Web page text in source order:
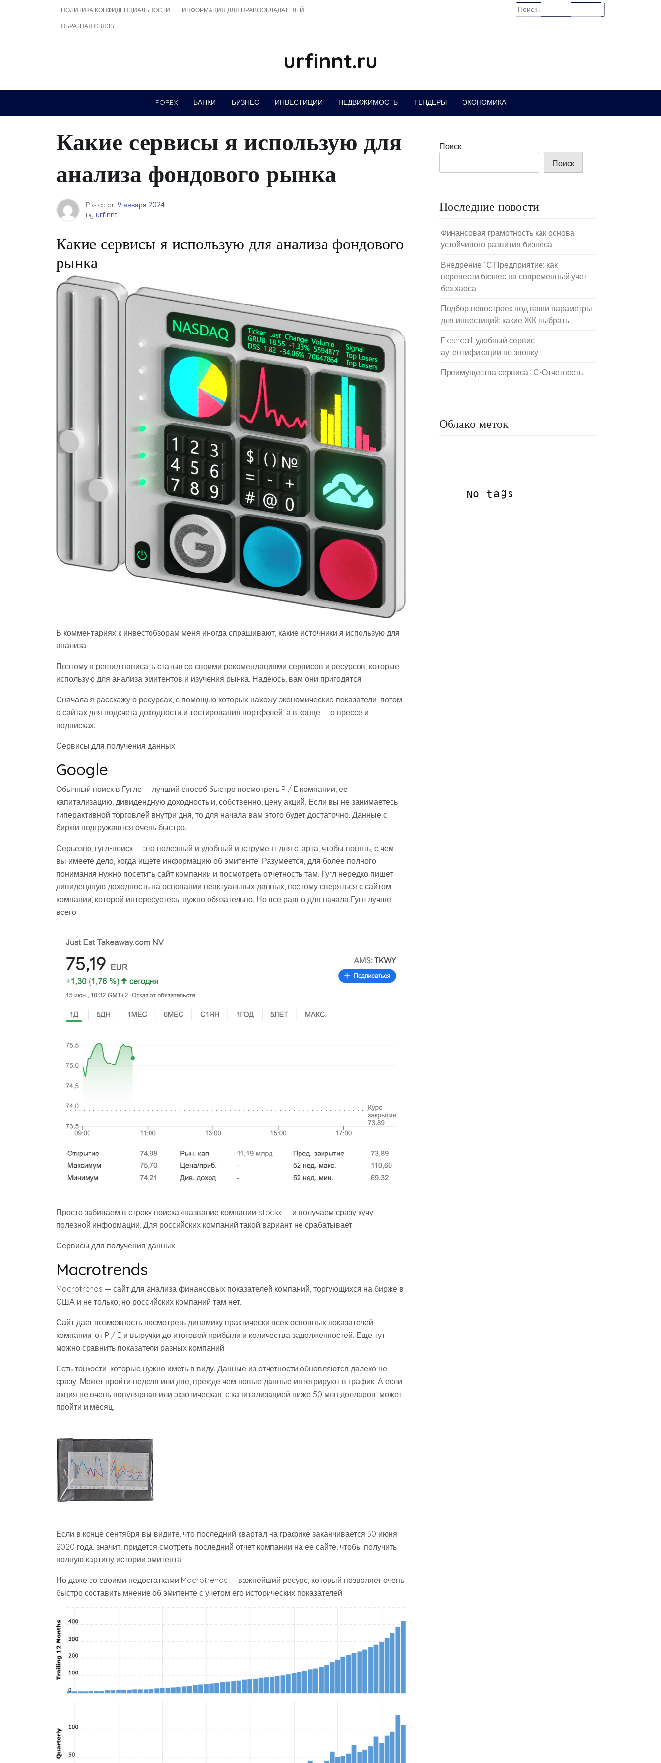
ПОЛИТИКА КОНФИДЕНЦИАЛЬНОСТИ ИНФОРМАЦИЯ ДЛЯ ПРАВООБЛАДАТЕЛЕЙ
ОБРАТНАЯ СВЯЗЬ
Найти:
urfinnt.ru
FOREX БАНКИ БИЗНЕС ИНВЕСТИЦИИ НЕДВИЖИМОСТЬ ТЕНДЕРЫ ЭКОНОМИКА
Какие сервисы я использую для
анализа фондового рынка
Posted on 9 января 2024
by urfinnt
Какие сервисы я использую для анализа фондового
рынка
В комментариях к инвестобзорам меня иногда спрашивают, какие источники я использую для
анализа.
Поэтому я решил написать статью со своими рекомендациями сервисов и ресурсов, которые
использую для анализа эмитентов и изучения рынка. Надеюсь, вам они пригодятся.
Сначала я расскажу о ресурсах, с помощью которых нахожу экономические показатели, потом
о сайтах для подсчета доходности и тестирования портфелей, а в конце — о прессе и
подписках.
Сервисы для получения данных
Google
Обычный поиск в Гугле — лучший способ быстро посмотреть P / E компании, ее
капитализацию, дивидендную доходность и, собственно, цену акций. Если вы не занимаетесь
гиперактивной торговлей внутри дня, то для начала вам этого будет достаточно. Данные с
биржи подгружаются очень быстро.
Серьезно, гугл-поиск — это полезный и удобный инструмент для старта, чтобы понять, с чем
вы имеете дело, когда ищете информацию об эмитенте. Разумеется, для более полного
понимания нужно посетить сайт компании и посмотреть отчетность там. Гугл нередко пишет
дивидендную доходность на основании неактуальных данных, поэтому сверяться с сайтом
компании, которой интересуетесь, нужно обязательно. Но все равно для начала Гугл лучше
всего.
Просто забиваем в строку поиска «название компании stock» — и получаем сразу кучу
полезной информации. Для российских компаний такой вариант не срабатывает
Сервисы для получения данных
Macrotrends
Macrotrends — сайт для анализа финансовых показателей компаний, торгующихся на бирже в
США и не только, но российских компаний там нет.
Сайт дает возможность посмотреть динамику практически всех основных показателей
компании: от P / E и выручки до итоговой прибыли и количества задолженностей. Еще тут
можно сравнить показатели разных компаний.
Есть тонкости, которые нужно иметь в виду. Данные из отчетности обновляются далеко не
сразу. Может пройти неделя или две, прежде чем новые данные интегрируют в график. А если
акция не очень популярная или экзотическая, с капитализацией ниже 50 млн долларов, может
пройти и месяц.
Если в конце сентября вы видите, что последний квартал на графике заканчивается 30 июня
2020 года, значит, придется смотреть последний отчет компании на ее сайте, чтобы получить
полную картину истории эмитента.
Но даже со своими недостатками Macrotrends — важнейший ресурс, который позволяет очень
быстро составить мнение об эмитенте с учетом его исторических показателей.
Поиск
Поиск
Последние новости
Финансовая грамотность как основа
устойчивого развития бизнеса
Внедрение 1С:Предприятие: как
перевести бизнес на современный учет
без хаоса
Подбор новостроек под ваши параметры
для инвестиций: какие ЖК выбрать
Flashcall: удобный сервис
аутентификации по звонку
Преимущества сервиса 1С-Отчетность
Облако меток